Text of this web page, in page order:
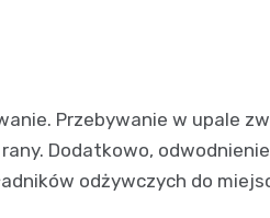
Przebywanie w upale
Dodatkowo,
odżywczych do